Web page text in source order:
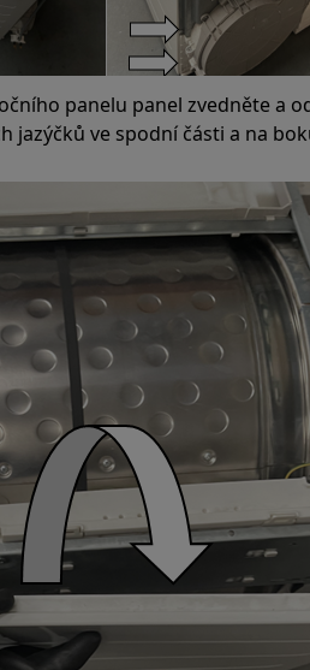
panelu panel zvedněte a
jazýčků ve spodní části a na